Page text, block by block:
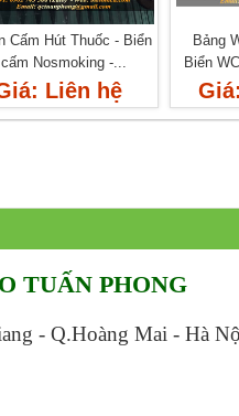
Cấm Hút Thuốc - Biển
cấm Nosmoking -...
Liên hệ
Bảng
Biển
TUẤN PHONG
- Q.Hoàng Mai - Hà